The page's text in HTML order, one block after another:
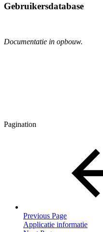
Gebruikersdatabase
Documentatie in opbouw.
Pagination
Previous Page
Applicatie informatie